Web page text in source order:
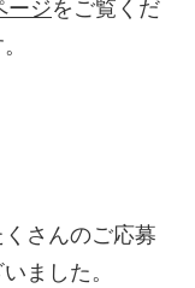
ージをご覧くだ
さんのご応募
ました。